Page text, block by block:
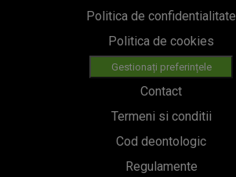
Politica de confidentialitate
Politica de cookies
Gestionați preferințele
Contact
Termeni si conditii
Cod deontologic
Regulamente